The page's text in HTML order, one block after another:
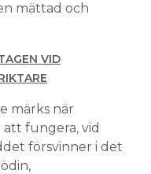
mättad och
VID
märks när
fungera, vid
försvinner i det